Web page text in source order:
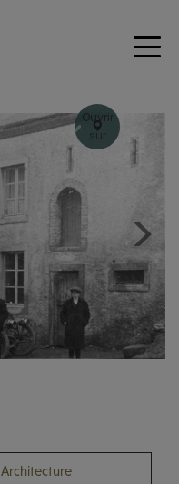
Ouvrir
sur
Geoportal
Next
Architecture